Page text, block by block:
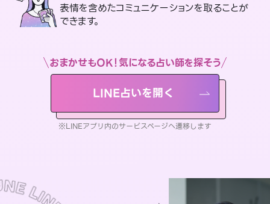
表情を含めたコミュニケーションを取ることが
できます。
おまかせもOK！気になる占い師を探そう
LINE占いを開く
※LINEアプリ内のサービスページへ遷移します